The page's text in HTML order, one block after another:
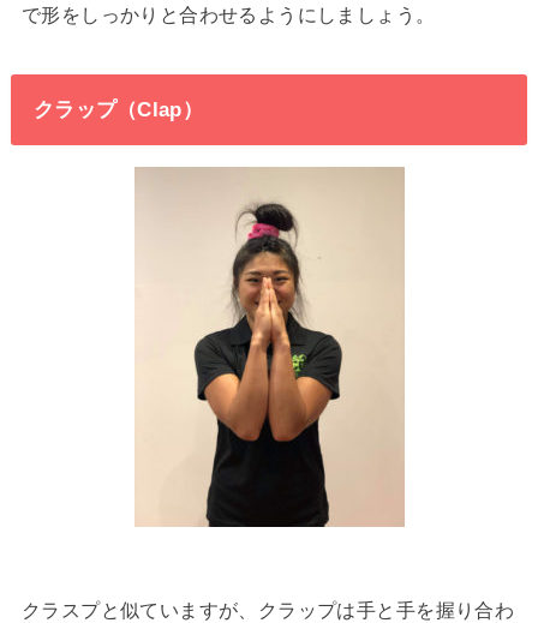
で形をしっかりと合わせるようにしましょう。
クラップ（Clap）
クラスプと似ていますが、クラップは手と手を握り合わ